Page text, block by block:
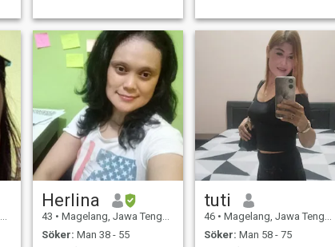
Herlina
43 • Magelang, Jawa Tengah, Indonesien
Söker: Man 38 - 55
tuti
46 • Magelang, Jawa Tengah, Indonesien
Söker: Man 58 - 75